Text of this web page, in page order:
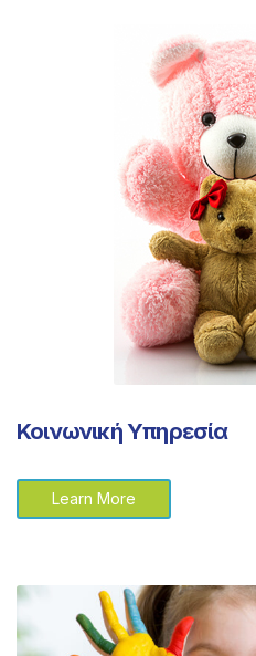
Κοινωνική Υπηρεσία
Learn More